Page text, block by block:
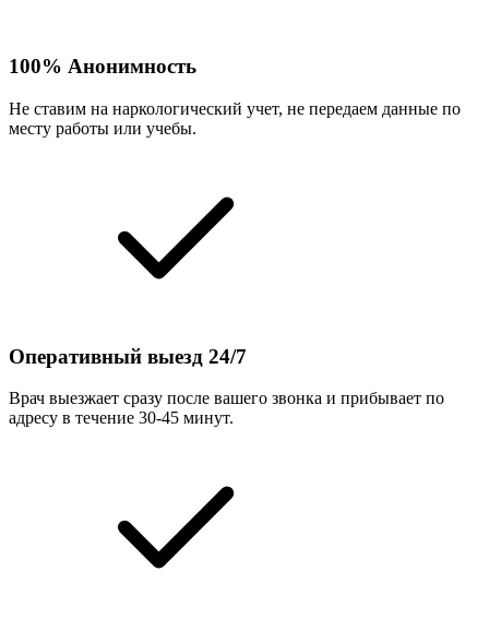
100% Анонимность
Не ставим на наркологический учет, не передаем данные по
месту работы или учебы.
Оперативный выезд 24/7
Врач выезжает сразу после вашего звонка и прибывает по
адресу в течение 30-45 минут.